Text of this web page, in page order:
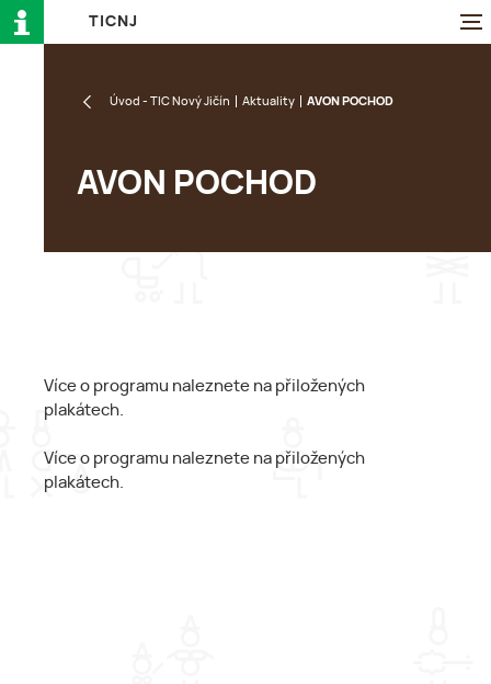
TI CN J
Úvod - TIC Nový Jičín Aktuality AVON POCHOD
AVON POCHOD
Více o programu naleznete na přiložených
plakátech.
Více o programu naleznete na přiložených
plakátech.